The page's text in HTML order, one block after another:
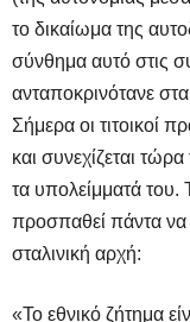
το δικαίωμα της
σύνθημα αυτό στις
ανταποκρινότανε
Σήμερα οι τιτοικοί
και συνεχίζεται
τα υπολείμματά του.
προσπαθεί πάντα να
σταλινική αρχή:
«Το εθνικό ζήτημα